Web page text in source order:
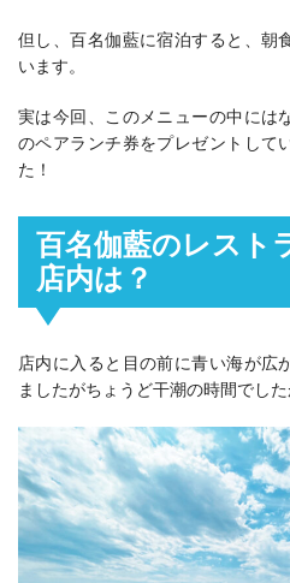
但し、百名伽藍に宿泊すると、朝
います。
実は今回、このメニューの中には
のペアランチ券をプレゼントして
た！
百名伽藍のレスト
店内は？
店内に入ると目の前に青い海が広
ましたがちょうど干潮の時間でし